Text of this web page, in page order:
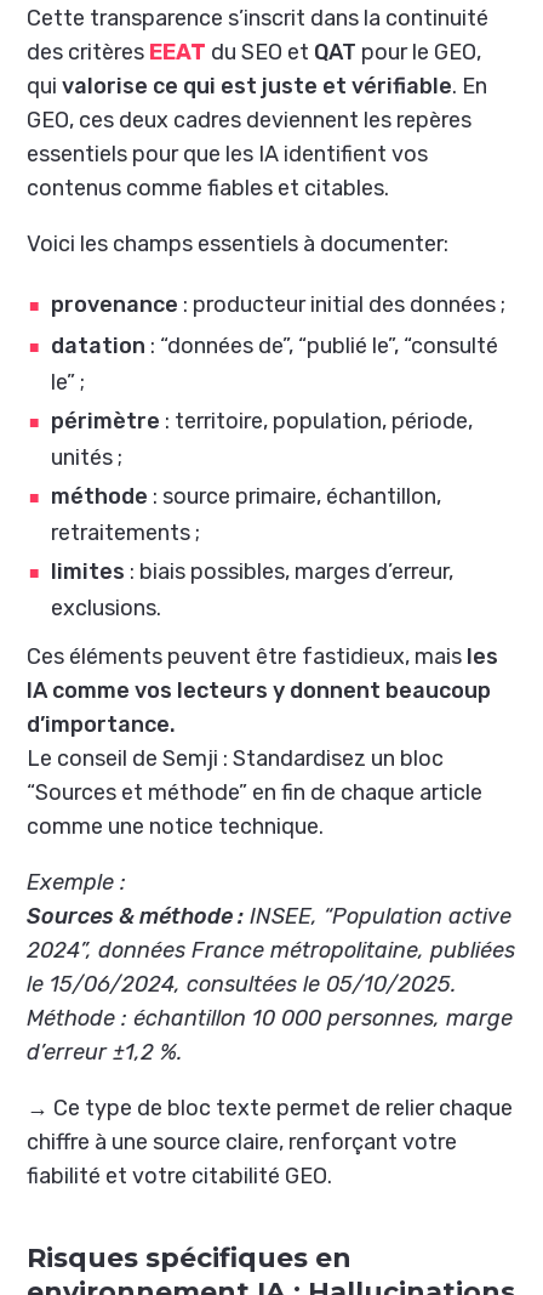
Cette transparence s’inscrit dans la continuité
des critères EEAT du SEO et QAT pour le GEO,
quivalorise ce qui est juste et vérifiable. En
GEO, ces deux cadres deviennent les repères
essentiels pour que les IA identifient vos
contenus comme fiables et citables.
Voici les champs essentiels à documenter:
provenance : producteur initial des données ;
datation : “données de”, “publié le”, “consulté
le” ;
périmètre : territoire, population, période,
unités ;
méthode : source primaire, échantillon,
retraitements ;
limites : biais possibles, marges d’erreur,
exclusions.
Ces éléments peuvent être fastidieux, mais les
IA comme vos lecteurs y donnent beaucoup
d’importance.
Le conseil de Semji : Standardisez un bloc
“Sources et méthode” en fin de chaque article
comme une notice technique.
Exemple :
Sources & méthode : INSEE, “Population active
2024”, données France métropolitaine, publiées
le 15/06/2024, consultées le 05/10/2025.
Méthode : échantillon 10 000 personnes, marge
d’erreur ±1,2 %.
→ Ce type de bloc texte permet de relier chaque
chiffre à une source claire, renforçant votre
fiabilité et votre citabilité GEO.
Risques spécifiques en